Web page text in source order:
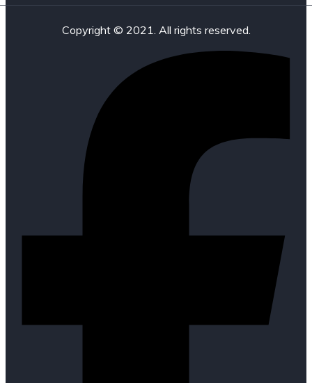
Copyright © 2021. All rights reserved.